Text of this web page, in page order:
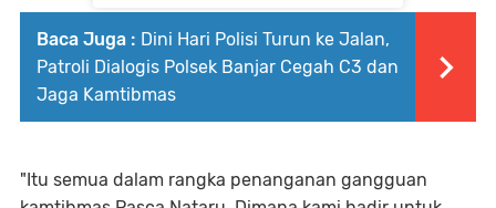
Baca Juga : Dini Hari Polisi Turun ke Jalan,
Patroli Dialogis Polsek Banjar Cegah C3 dan
Jaga Kamtibmas
"Itu semua dalam rangka penanganan gangguan